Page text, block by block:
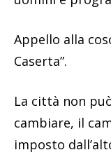
Appello alla
Caserta”.
La città non
cambiare, il
imposto